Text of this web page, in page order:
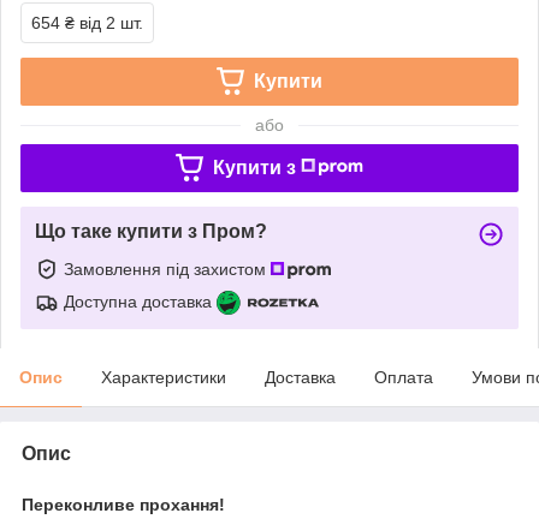
654 ₴ від 2 шт.
Купити
або
Купити з
Що таке купити з Пром?
Замовлення під захистом
Доступна доставка
Опис Характеристики Доставка Оплата Умови
Опис
Переконливе прохання!